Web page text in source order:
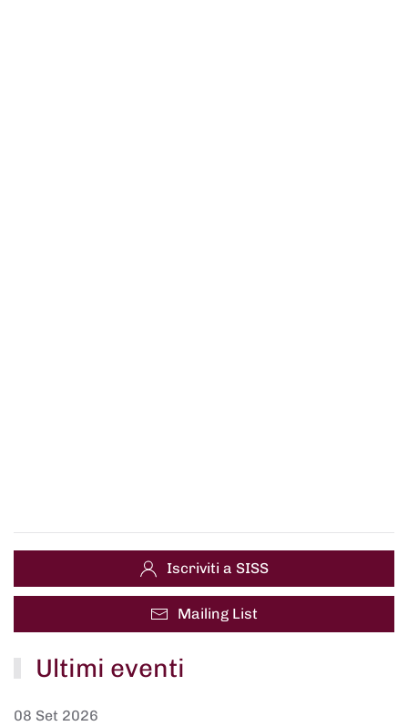
Iscriviti a SISS
Mailing List
Ultimi eventi
08 Set 2026